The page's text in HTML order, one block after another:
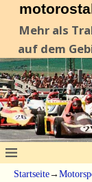
Mehr als
auf dem
Startseite→